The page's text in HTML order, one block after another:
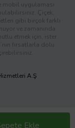
Ekle
mobil uygulaması
Çiçek,
gibi birçok farklı
ve zamanında
etmek için, ister
fırsatlarla dolu
A.Ş